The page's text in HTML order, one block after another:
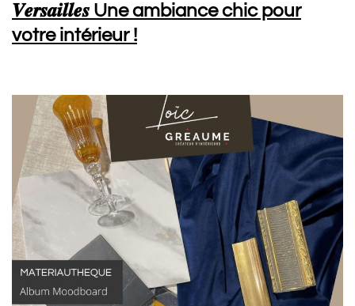
𝑽𝒆𝒓𝒔𝒂𝒊𝒍𝒍𝒆𝒔 Une ambiance chic pour
votre intérieur !